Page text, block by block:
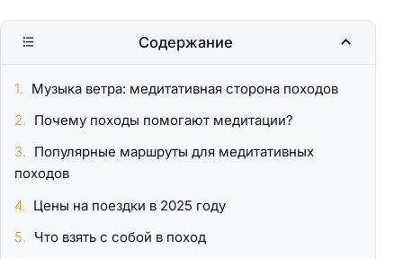
Содержание
Музыка ветра: медитативная сторона походов
Почему походы помогают медитации?
Популярные маршруты для медитативных
походов
Цены на поездки в 2025 году
Что взять с собой в поход